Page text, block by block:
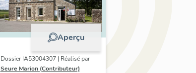
Aperçu
Dossier IA53004307 | Réalisé par
Seure Marion (Contributeur)